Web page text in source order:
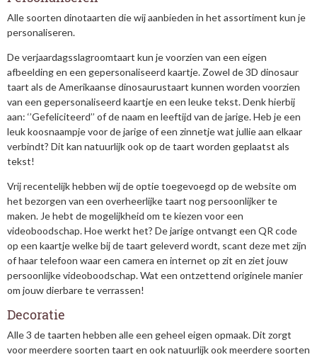
Alle soorten dinotaarten die wij aanbieden in het assortiment kun je
personaliseren.
De verjaardagsslagroomtaart kun je voorzien van een eigen
afbeelding en een gepersonaliseerd kaartje. Zowel de 3D dinosaur
taart als de Amerikaanse dinosaurustaart kunnen worden voorzien
van een gepersonaliseerd kaartje en een leuke tekst. Denk hierbij
aan: ‘’Gefeliciteerd’’ of de naam en leeftijd van de jarige. Heb je een
leuk koosnaampje voor de jarige of een zinnetje wat jullie aan elkaar
verbindt? Dit kan natuurlijk ook op de taart worden geplaatst als
tekst!
Vrij recentelijk hebben wij de optie toegevoegd op de website om
het bezorgen van een overheerlijke taart nog persoonlijker te
maken. Je hebt de mogelijkheid om te kiezen voor een
videoboodschap. Hoe werkt het? De jarige ontvangt een QR code
op een kaartje welke bij de taart geleverd wordt, scant deze met zijn
of haar telefoon waar een camera en internet op zit en ziet jouw
persoonlijke videoboodschap. Wat een ontzettend originele manier
om jouw dierbare te verrassen!
Decoratie
Alle 3 de taarten hebben alle een geheel eigen opmaak. Dit zorgt
voor meerdere soorten taart en ook natuurlijk ook meerdere soorten